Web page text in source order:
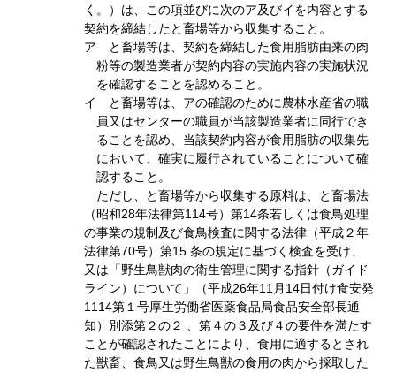
く。）は、この項並びに次のア及びイを内容とする
契約を締結したと畜場等から収集すること。
ア と畜場等は、契約を締結した食用脂肪由来の肉
粉等の製造業者が契約内容の実施内容の実施状況
を確認することを認めること。
イ と畜場等は、アの確認のために農林水産省の職
員又はセンターの職員が当該製造業者に同行でき
ることを認め、当該契約内容が食用脂肪の収集先
において、確実に履行されていることについて確
認すること。
ただし、と畜場等から収集する原料は、と畜場法
（昭和28年法律第114号）第14条若しくは食鳥処理
の事業の規制及び食鳥検査に関する法律（平成２年
法律第70号）第15 条の規定に基づく検査を受け、
又は「野生鳥獣肉の衛生管理に関する指針（ガイド
ライン）について」（平成26年11月14日付け食安発
1114第１号厚生労働省医薬食品局食品安全部長通
知）別添第２の２ 、第４の３及び４の要件を満たす
ことが確認されたことにより、食用に適するとされ
た獣畜、食鳥又は野生鳥獣の食用の肉から採取した